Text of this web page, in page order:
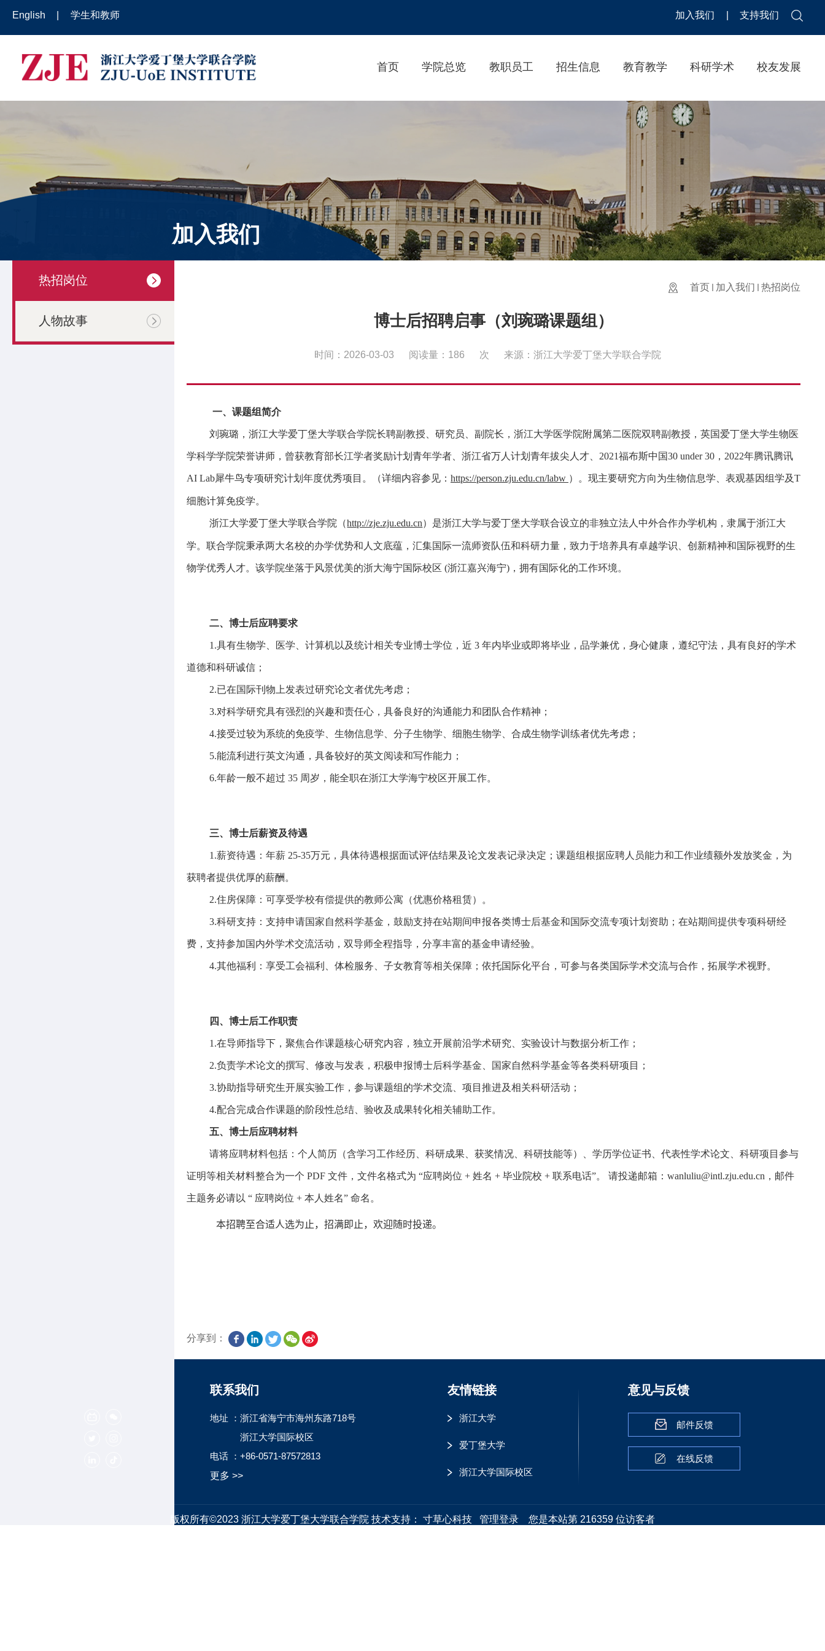
English 学生和教师 加入我们 支持我们
首页 学院总览 教职员工 招生信息 教育教学 科研学术 校友发展
加入我们
热招岗位
人物故事
首页 加入我们 热招岗位
博士后招聘启事（刘琬璐课题组）
时间：2026-03-03 阅读量： 186 次 来源：浙江大学爱丁堡大学联合学院
一、课题组简介
刘琬璐，浙江大学爱丁堡大学联合学院长聘副教授、研究员、副院长，浙江大学医学院附属第二医院双聘副教授，英国爱丁堡大学生物医
学科学学院荣誉讲师，曾获教育部长江学者奖励计划青年学者、浙江省万人计划青年拔尖人才、 2021福布斯中国30 under 30 ， 2022年腾讯腾讯
AI Lab犀牛鸟专项研究计划年度优秀项目。（详细内容参见： https://person.zju.edu.cn/labw ）。现主要研究方向为生物信息学、表观基因组学及T
细胞计算免疫学。
浙江大学爱丁堡大学联合学院（http://zje.zju.edu.cn）是浙江大学与爱丁堡大学联合设立的非独立法人中外合作办学机构，隶属于浙江大
学。联合学院秉承两大名校的办学优势和人文底蕴，汇集国际一流师资队伍和科研力量，致力于培养具有卓越学识、创新精神和国际视野的生
物学优秀人才。该学院坐落于风景优美的浙大海宁国际校区 (浙江嘉兴海宁) ，拥有国际化的工作环境。
二、博士后应聘要求
1.具有生物学、医学、计算机以及统计相关专业博士学位，近3年内毕业或即将毕业，品学兼优，身心健康，遵纪守法，具有良好的学术
道德和科研诚信；
2.已在国际刊物上发表过研究论文者优先考虑；
3.对科学研究具有强烈的兴趣和责任心，具备良好的沟通能力和团队合作精神；
4.接受过较为系统的免疫学、生物信息学、分子生物学、细胞生物学、合成生物学训练者优先考虑；
5.能流利进行英文沟通，具备较好的英文阅读和写作能力；
6.年龄一般不超过35 周岁，能全职在浙江大学海宁校区开展工作。
三、博士后薪资及待遇
1.薪资待遇：年薪 25-35万元，具体待遇根据面试评估结果及论文发表记录决定；课题组根据应聘人员能力和工作业绩额外发放奖金，为
获聘者提供优厚的薪酬。
2.住房保障：可享受学校有偿提供的教师公寓（优惠价格租赁）。
3.科研支持：支持申请国家自然科学基金，鼓励支持在站期间申报各类博士后基金和国际交流专项计划资助；在站期间提供专项科研经
费，支持参加国内外学术交流活动，双导师全程指导，分享丰富的基金申请经验。
4.其他福利：享受工会福利、体检服务、子女教育等相关保障；依托国际化平台，可参与各类国际学术交流与合作，拓展学术视野。
四、博士后工作职责
1.在导师指导下，聚焦合作课题核心研究内容，独立开展前沿学术研究、实验设计与数据分析工作；
2.负责学术论文的撰写、修改与发表，积极申报博士后科学基金、国家自然科学基金等各类科研项目；
3.协助指导研究生开展实验工作，参与课题组的学术交流、项目推进及相关科研活动；
4.配合完成合作课题的阶段性总结、验收及成果转化相关辅助工作。
五、博士后应聘材料
请将应聘材料包括：个人简历（含学习工作经历、科研成果、获奖情况、科研技能等）、学历学位证书、代表性学术论文、科研项目参与
证明等相关材料整合为一个 PDF 文件，文件名格式为 “应聘岗位 + 姓名 + 毕业院校 + 联系电话”。 请投递邮箱： wanluliu@intl.zju.edu.cn ，邮件
主题务必请以 “ 应聘岗位 + 本人姓名” 命名。
本招聘至合适人选为止，招满即止，欢迎随时投递。
分享到：
联系我们
地址 ：浙江省海宁市海州东路718号
浙江大学国际校区
电话 ：+86-0571-87572813
更多 >>
友情链接
浙江大学
爱丁堡大学
浙江大学国际校区
意见与反馈
邮件反馈
在线反馈
版权所有©2023 浙江大学爱丁堡大学联合学院 技术支持： 寸草心科技 管理登录 您是本站第 216359 位访客者